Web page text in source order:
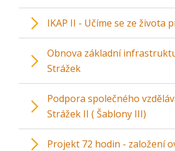
IKAP II - Učíme se ze života
Obnova základní
Strážek
Podpora společného
Strážek II ( Šablony III)
Projekt 72 hodin - založení